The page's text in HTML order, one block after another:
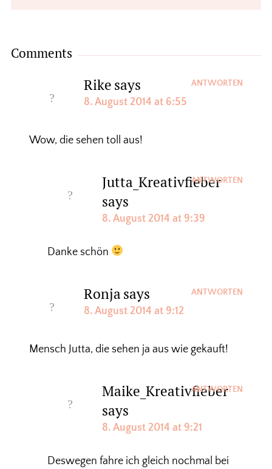
Comments
Rikesays
8. August 2014 at 6:55
Wow, die sehen toll aus!
ANTWORTEN
Jutta_Kreativfieber
says
8. August 2014 at 9:39
Danke schön
ANTWORTEN
Ronjasays
8. August 2014 at 9:12
Mensch Jutta, die sehen ja aus wie gekauft!
ANTWORTEN
Maike_Kreativfieber
says
8. August 2014 at 9:21
Deswegen fahre ich gleich nochmal bei
ANTWORTEN